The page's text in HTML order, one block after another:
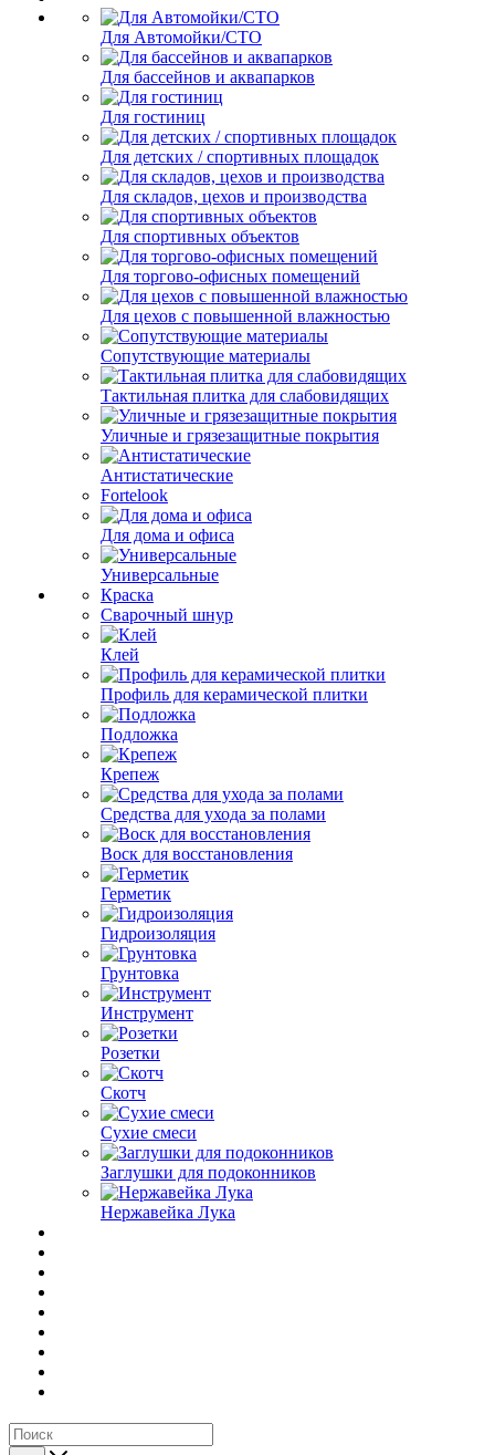
Для Автомойки/СТО
Для бассейнов и аквапарков
Для гостиниц
Для детских / спортивных площадок
Для складов, цехов и производства
Для спортивных объектов
Для торгово-офисных помещений
Для цехов с повышенной влажностью
Сопутствующие материалы
Тактильная плитка для слабовидящих
Уличные и грязезащитные покрытия
Антистатические
Fortelook
Для дома и офиса
Универсальные
Краска
Сварочный шнур
Клей
Профиль для керамической плитки
Подложка
Крепеж
Средства для ухода за полами
Воск для восстановления
Герметик
Гидроизоляция
Грунтовка
Инструмент
Розетки
Скотч
Сухие смеси
Заглушки для подоконников
Нержавейка Лука